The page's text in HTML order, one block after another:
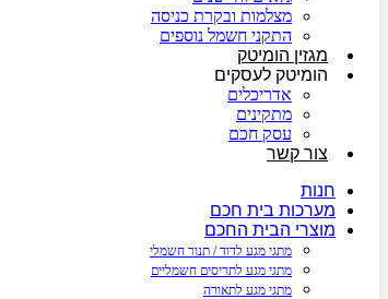
מצלמות ובקרת כניסה
התקני חשמל נוספים
מגזין הומיטק
הומיטק לעסקים
אדריכלים
מתקינים
עסק חכם
צור קשר
חנות
מערכות בית חכם
מוצרי הבית החכם
מתגי מגע לדוד / תנור חשמלי
מתגי מגע לתריסים חשמליים
מתגי מגע לתאורה